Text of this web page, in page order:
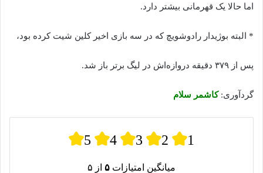
اما حالا یک قهرمانی بیشتر دارد.
* البته بوژیدار رادوشویچ که در سه بازی اخیر کلین شیت کرده بود،
پس از ۳۷۹ دقیقه دروازه‌اش در لیگ برتر باز شد.
گردآوری:کاشمر سلام
5 4 3 2 1
میانگین امتیازات ۵ از ۵